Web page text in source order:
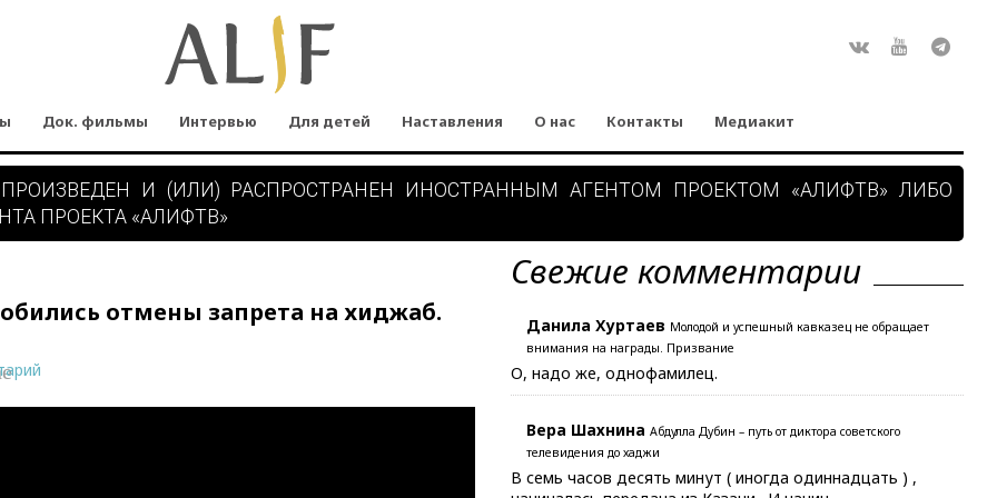
Док. фильмы Интервью Для детей Наставления О нас Контакты Медиакит
И (ИЛИ) РАСПРОСТРАНЕН ИНОСТРАННЫМ АГЕНТОМ ПРОЕКТОМ «АЛИФТВ» ЛИБО
ПРОЕКТА «АЛИФТВ»
отмены запрета на хиджаб.
Свежие комментарии
Данила Хуртаев Молодой и успешный кавказец не обращает
внимания на награды. Призвание
О, надо же, однофамилец.
Вера Шахнина Абдулла Дубин – путь от диктора советского
телевидения до хаджи
В семь часов десять минут ( иногда одиннадцать ) ,